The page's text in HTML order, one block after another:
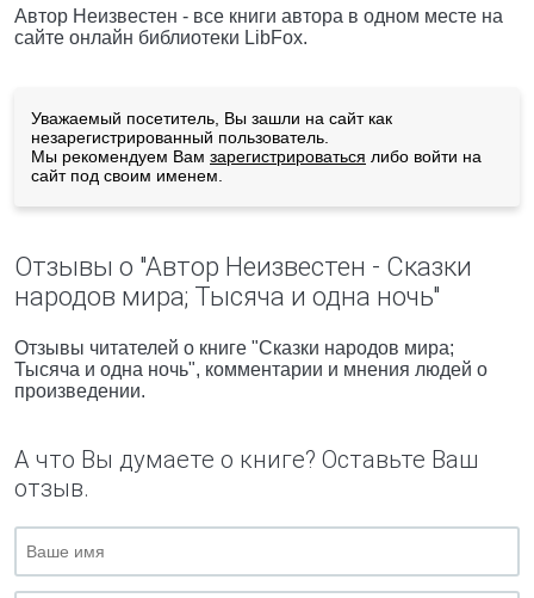
Автор Неизвестен - все книги автора в одном месте на
сайте онлайн библиотеки LibFox.
Уважаемый посетитель, Вы зашли на сайт как
незарегистрированный пользователь.
Мы рекомендуем Вам зарегистрироваться либо войти на
сайт под своим именем.
Отзывы о "Автор Неизвестен - Сказки
народов мира; Тысяча и одна ночь"
Отзывы читателей о книге "Сказки народов мира;
Тысяча и одна ночь", комментарии и мнения людей о
произведении.
А что Вы думаете о книге? Оставьте Ваш
отзыв.